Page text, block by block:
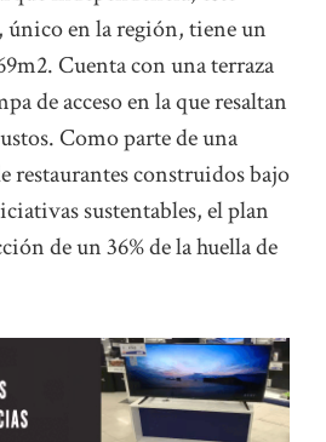
único en la región, tiene un
Cuenta con una terraza
de acceso en la que resaltan
Como parte de una
restaurantes construidos bajo
sustentables, el plan
de un 36% de la huella de